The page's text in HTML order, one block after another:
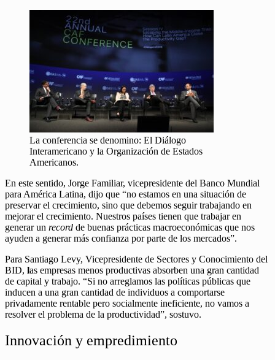
La conferencia se denomino: El Diálogo
Interamericano y la Organización de Estados
Americanos.
En este sentido, Jorge Familiar, vicepresidente del Banco Mundial
para América Latina, dijo que “no estamos en una situación de
preservar el crecimiento, sino que debemos seguir trabajando en
mejorar el crecimiento. Nuestros países tienen que trabajar en
generar un record de buenas prácticas macroeconómicas que nos
ayuden a generar más confianza por parte de los mercados”.
Para Santiago Levy, Vicepresidente de Sectores y Conocimiento del
BID, las empresas menos productivas absorben una gran cantidad
de capital y trabajo. “Si no arreglamos las políticas públicas que
inducen a una gran cantidad de individuos a comportarse
privadamente rentable pero socialmente ineficiente, no vamos a
resolver el problema de la productividad”, sostuvo.
Innovación y empredimiento